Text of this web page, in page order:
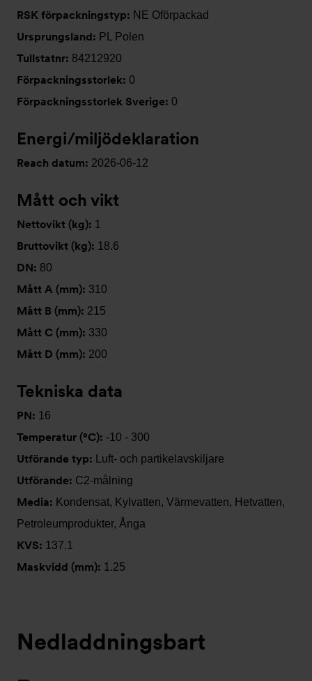
RSK förpackningstyp: NE Oförpackad
Ursprungsland: PL Polen
Tullstatnr: 84212920
Förpackningsstorlek: 0
Förpackningsstorlek Sverige: 0
Energi/miljödeklaration
Reach datum: 2026-06-12
Mått och vikt
Nettovikt (kg): 1
Bruttovikt (kg): 18.6
DN: 80
Mått A (mm): 310
Mått B (mm): 215
Mått C (mm): 330
Mått D (mm): 200
Tekniska data
PN: 16
Temperatur (°C): -10 - 300
Utförande typ: Luft- och partikelavskiljare
Utförande: C2-målning
Media: Kondensat, Kylvatten, Värmevatten, Hetvatten,
Petroleumprodukter, Ånga
KVS: 137.1
Maskvidd (mm): 1.25
Nedladdningsbart